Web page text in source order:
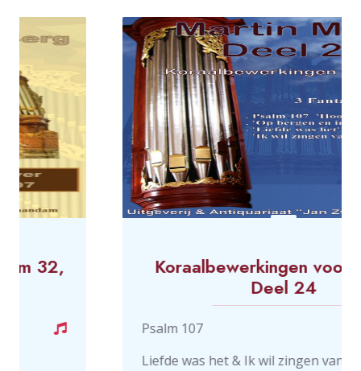
Koraalbewerkingen voor Orgel -
Liefde was het & Ik wil zingen van mijn Heiland